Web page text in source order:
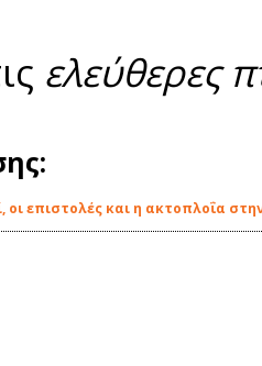
ελεύθερες
οι επιστολές και η ακτοπλοΐα